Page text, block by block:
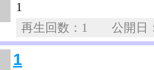
1
再生回数：1 公開
1